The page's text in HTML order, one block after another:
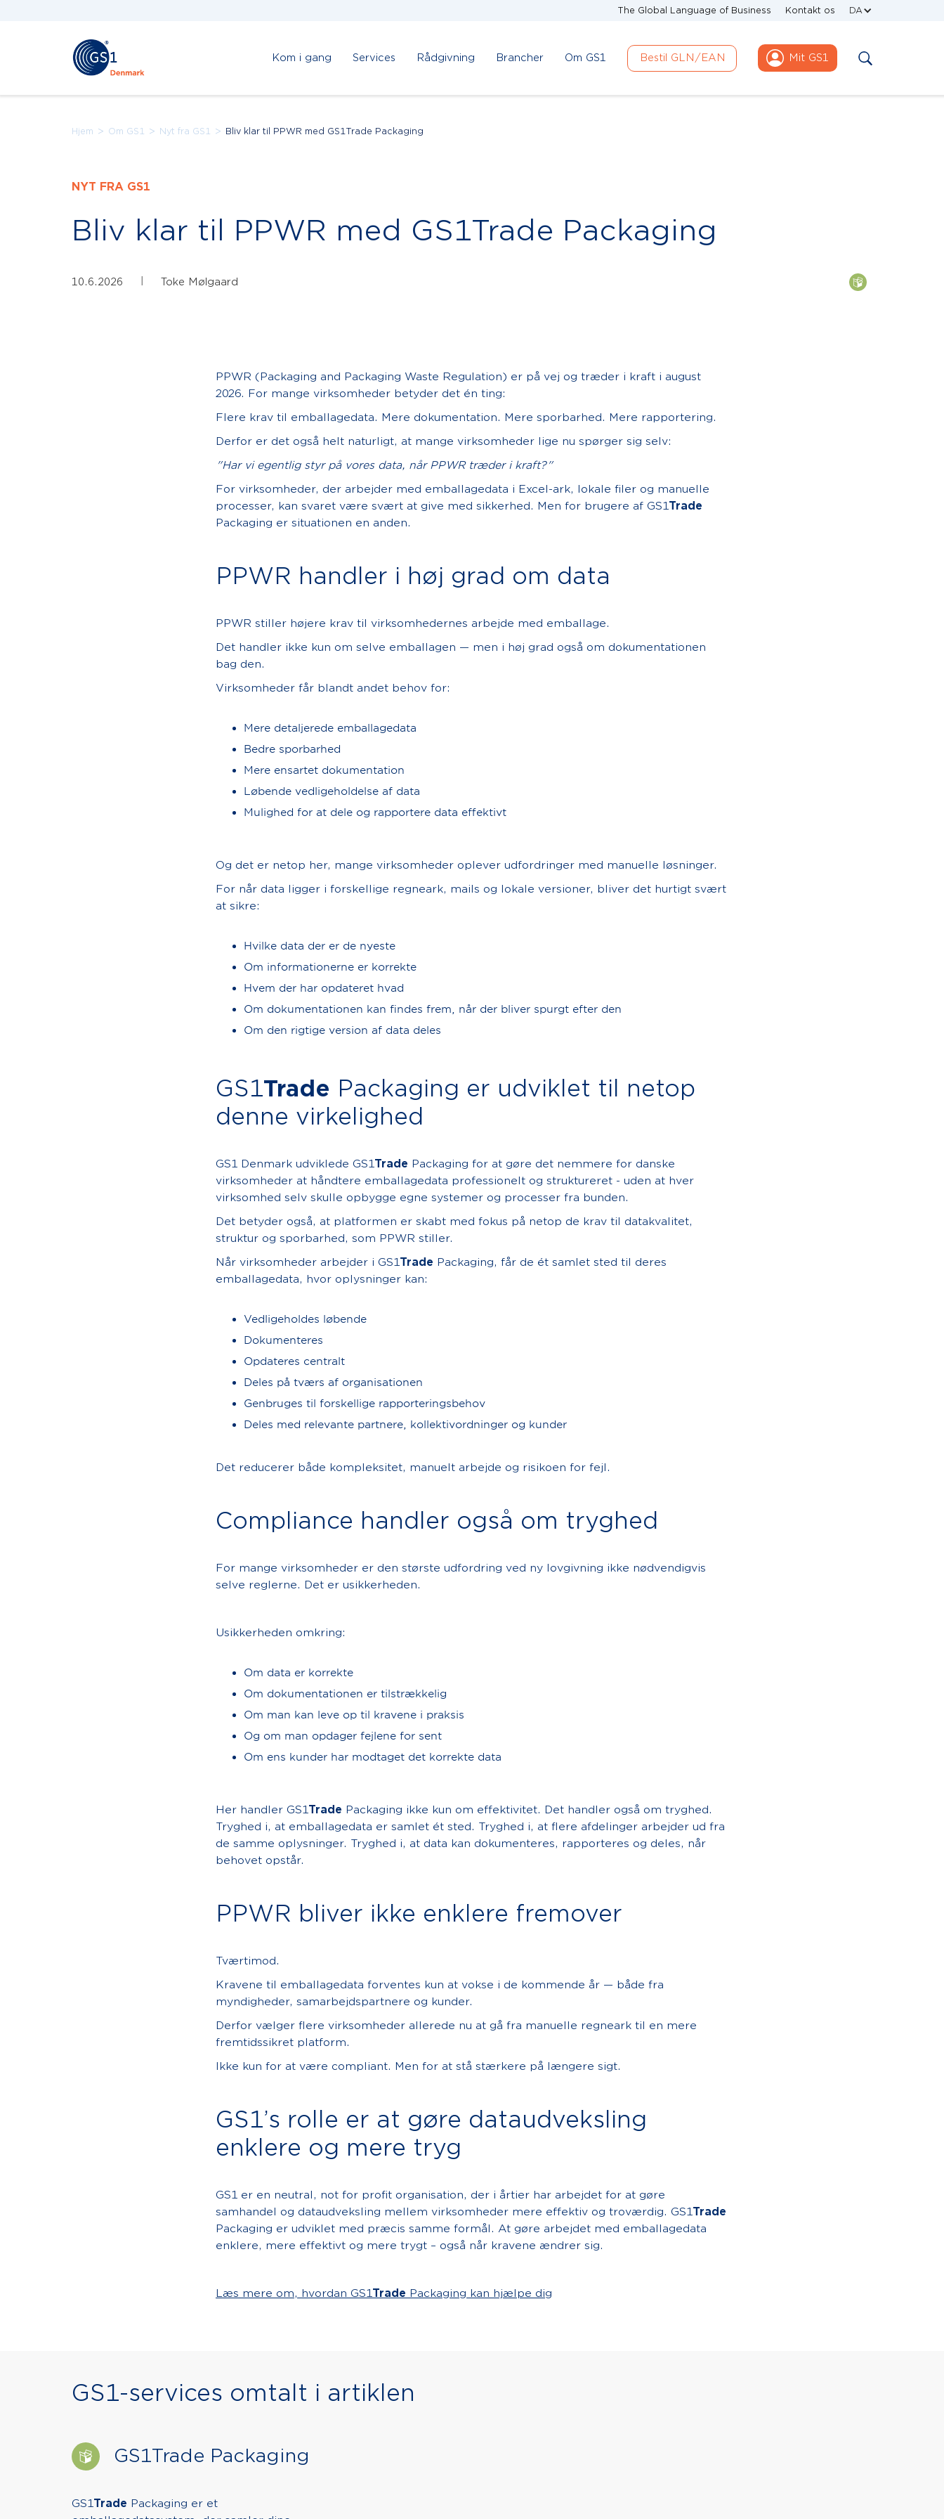
The Global Language of Business Kontakt os DA
Kom i gang Services Rådgivning Brancher Om GS1 Bestil GLN/EAN Mit GS1
Hjem > Om GS1 > Nyt fra GS1 > Bliv klar til PPWR med GS1Trade Packaging
NYT FRA GS1
Bliv klar til PPWR med GS1Trade Packaging
10.6.2026 Toke Mølgaard
PPWR (Packaging and Packaging Waste Regulation) er på vej og træder i kraft i august
2026. For mange virksomheder betyder det én ting:
Flere krav til emballagedata. Mere dokumentation. Mere sporbarhed. Mere rapportering.
Derfor er det også helt naturligt, at mange virksomheder lige nu spørger sig selv:
"Har vi egentlig styr på vores data, når PPWR træder i kraft?"
For virksomheder, der arbejder med emballagedata i Excel-ark, lokale filer og manuelle
processer, kan svaret være svært at give med sikkerhed. Men for brugere af GS1Trade
Packaging er situationen en anden.
PPWR handler i høj grad om data
PPWR stiller højere krav til virksomhedernes arbejde med emballage.
Det handler ikke kun om selve emballagen — men i høj grad også om dokumentationen
bag den.
Virksomheder får blandt andet behov for:
Mere detaljerede emballagedata
Bedre sporbarhed
Mere ensartet dokumentation
Løbende vedligeholdelse af data
Mulighed for at dele og rapportere data effektivt
Og det er netop her, mange virksomheder oplever udfordringer med manuelle løsninger.
For når data ligger i forskellige regneark, mails og lokale versioner, bliver det hurtigt svært
at sikre:
Hvilke data der er de nyeste
Om informationerne er korrekte
Hvem der har opdateret hvad
Om dokumentationen kan findes frem, når der bliver spurgt efter den
Om den rigtige version af data deles
GS1Trade Packaging er udviklet til netop
denne virkelighed
GS1 Denmark udviklede GS1Trade Packaging for at gøre det nemmere for danske
virksomheder at håndtere emballagedata professionelt og struktureret - uden at hver
virksomhed selv skulle opbygge egne systemer og processer fra bunden.
Det betyder også, at platformen er skabt med fokus på netop de krav til datakvalitet,
struktur og sporbarhed, som PPWR stiller.
Når virksomheder arbejder i GS1Trade Packaging, får de ét samlet sted til deres
emballagedata, hvor oplysninger kan:
Vedligeholdes løbende
Dokumenteres
Opdateres centralt
Deles på tværs af organisationen
Genbruges til forskellige rapporteringsbehov
Deles med relevante partnere, kollektivordninger og kunder
Det reducerer både kompleksitet, manuelt arbejde og risikoen for fejl.
Compliance handler også om tryghed
For mange virksomheder er den største udfordring ved ny lovgivning ikke nødvendigvis
selve reglerne. Det er usikkerheden.
Usikkerheden omkring:
Om data er korrekte
Om dokumentationen er tilstrækkelig
Om man kan leve op til kravene i praksis
Og om man opdager fejlene for sent
Om ens kunder har modtaget det korrekte data
Her handler GS1Trade Packaging ikke kun om effektivitet. Det handler også om tryghed.
Tryghed i, at emballagedata er samlet ét sted. Tryghed i, at flere afdelinger arbejder ud fra
de samme oplysninger. Tryghed i, at data kan dokumenteres, rapporteres og deles, når
behovet opstår.
PPWR bliver ikke enklere fremover
Tværtimod.
Kravene til emballagedata forventes kun at vokse i de kommende år — både fra
myndigheder, samarbejdspartnere og kunder.
Derfor vælger flere virksomheder allerede nu at gå fra manuelle regneark til en mere
fremtidssikret platform.
Ikke kun for at være compliant. Men for at stå stærkere på længere sigt.
GS1’s rolle er at gøre dataudveksling
enklere og mere tryg
GS1 er en neutral, not for profit organisation, der i årtier har arbejdet for at gøre
samhandel og dataudveksling mellem virksomheder mere effektiv og troværdig. GS1Trade
Packaging er udviklet med præcis samme formål. At gøre arbejdet med emballagedata
enklere, mere effektivt og mere trygt – også når kravene ændrer sig.
Læs mere om, hvordan GS1Trade Packaging kan hjælpe dig
GS1-services omtalt i artiklen
GS1Trade Packaging
GS1Trade Packaging er et